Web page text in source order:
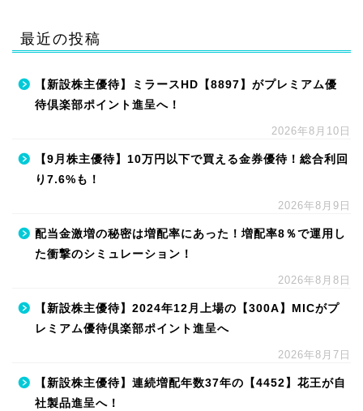
最近の投稿
【新設株主優待】ミラースHD【8897】がプレミアム優
待倶楽部ポイント進呈へ！
2026年8月10日
【9月株主優待】10万円以下で買える金券優待！総合利回
り7.6%も！
2026年8月9日
配当金激増の秘密は増配率にあった！増配率8％で運用し
た衝撃のシミュレーション！
2026年8月8日
【新設株主優待】2024年12月上場の【300A】MICがプ
レミアム優待倶楽部ポイント進呈へ
2026年8月7日
【新設株主優待】連続増配年数37年の【4452】花王が自
社製品進呈へ！